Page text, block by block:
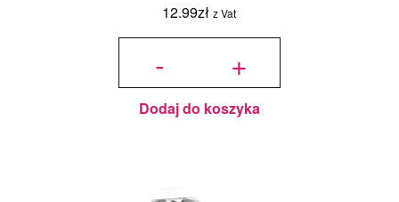
12.99zł z Vat
-
ilość
Zielone -
Decora - 25
szt. +
Dodaj do koszyka